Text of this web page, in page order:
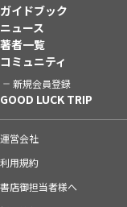
ガイドブック
ニュース
著者一覧
コミュニティ
新規会員登録
GOOD LUCK TRIP
運営会社
利用規約
書店御担当者様へ